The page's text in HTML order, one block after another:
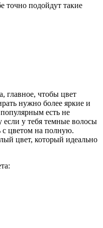
точно подойдут такие
главное, чтобы цвет
нужно более яркие и
есть не
если у тебя темные волосы
с цветом на полную.
цвет, который идеально